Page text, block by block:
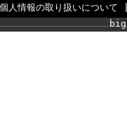
個人情報の取り扱いについて